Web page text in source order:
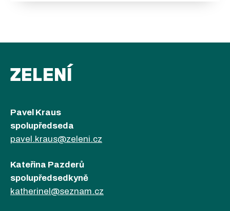
ZELENÍ
Pavel Kraus
spolupředseda
pavel.kraus@zeleni.cz
Kateřina Pazderů
spolupředsedkyně
katherinel@seznam.cz